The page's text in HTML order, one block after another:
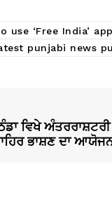
use ‘Free India’ app
punjabi news
ਵਿਖੇ
ਭਾਸ਼ਣ ਦਾ